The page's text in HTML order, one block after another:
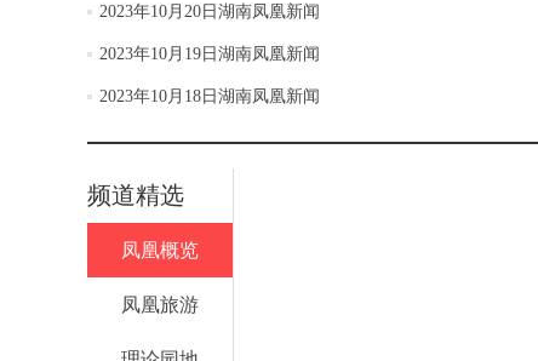
2023年10月20日湖南凤凰新闻
2023年10月19日湖南凤凰新闻
2023年10月18日湖南凤凰新闻
频道精选
凤凰概览
凤凰旅游